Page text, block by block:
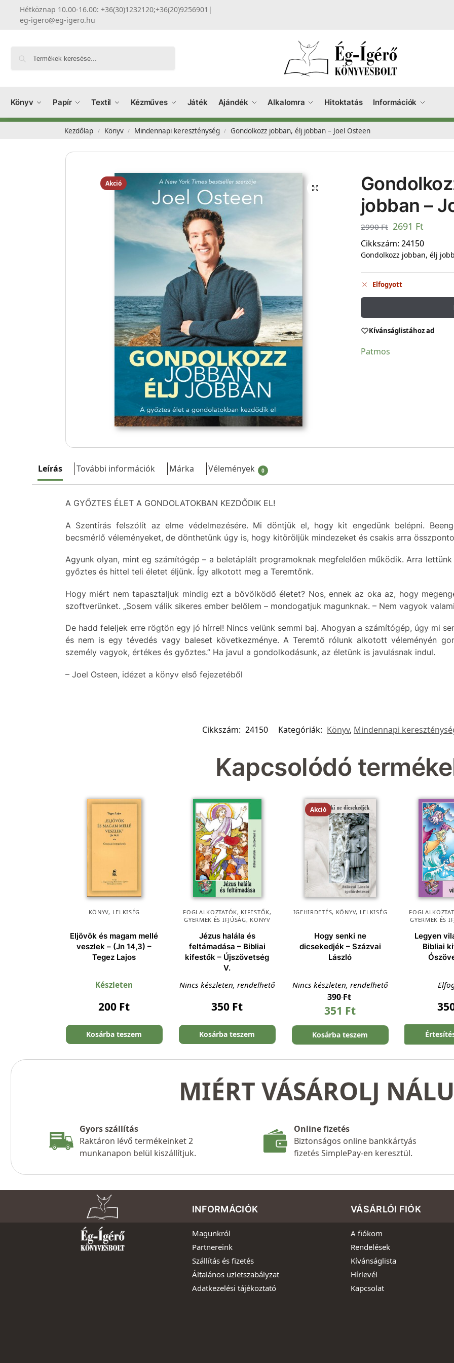
Hétköznap 10.00-16.00: +36(30)1232120;+36(20)9256901 |
eg-igero@eg-igero.hu
Könyv Papír Textil Kézműves Játék Ajándék Alkalomra Hitoktatás Információk
Kezdőlap / Könyv / Mindennapi kereszténység / Gondolkozz jobban, élj jobban – Joel Osteen
Akció
jobban –
2990Ft 2691 Ft
Cikkszám: 24150
Gondolkozz jobban, élj
Elfogyott
Kívánságlistához ad
Patmos
Leírás További információk Márka Vélemények 0
A GYŐZTES ÉLET A GONDOLATOKBAN KEZDŐDIK EL!
A Szentírás felszólít az elme védelmezésére. Mi döntjük el, hogy kit engedünk belépni.
becsmérlő véleményeket, de dönthetünk úgy is, hogy kitöröljük mindezeket és csakis arra
Agyunk olyan, mint eg számítógép – a beletáplált programoknak megfelelően működik. Arra
győztes és hittel teli életet éljünk. Így alkotott meg a Teremtőnk.
Hogy miért nem tapasztaljuk mindig ezt a bővölködő életet? Nos, ennek az oka az, hogy
szoftverünket. „Sosem válik sikeres ember belőlem – mondogatjuk magunknak. – Nem vagyok
De hadd feleljek erre rögtön egy jó hírrel! Nincs velünk semmi baj. Ahogyan a számítógép, úgy mi
és nem is egy tévedés vagy baleset következménye. A Teremtő rólunk alkotott véleményén
személy vagyok, értékes és győztes.” Ha javul a gondolkodásunk, az életünk is javulásnak indul.
– Joel Osteen, idézet a könyv első fejezetéből
Cikkszám: 24150 Kategóriák: Könyv, Mindennapi
Kapcsolódó
KÖNYV, LELKISÉG
Eljövök és magam mellé
veszlek – (Jn 14,3) –
Tegez Lajos
Készleten
200 Ft
Kosárba teszem
FOGLALKOZTATÓK, KIFESTŐK,
GYERMEK ÉS IFJÚSÁG, KÖNYV
Jézus halála és
feltámadása – Bibliai
kifestők – Újszövetség
V.
Nincs készleten, rendelhető
350 Ft
Kosárba teszem
Akció
IGEHIRDETÉS, KÖNYV, LELKISÉG
Hogy senki ne
dicsekedjék – Százvai
László
Nincs készleten, rendelhető
390Ft
351 Ft
Kosárba teszem
GYERMEK ÉS
Legyen
Bibliai
MIÉRT VÁSÁROLJ
Gyors szállítás
Raktáron lévő termékeinket 2
munkanapon belül kiszállítjuk.
Online fizetés
Biztonságos online bankkártyás
fizetés SimplePay-en keresztül.
INFORMÁCIÓK
Magunkról
Partnereink
Szállítás és fizetés
Általános üzletszabályzat
Adatkezelési tájékoztató
VÁSÁRLÓI FIÓK
A fiókom
Rendelések
Kívánságlista
Hírlevél
Kapcsolat